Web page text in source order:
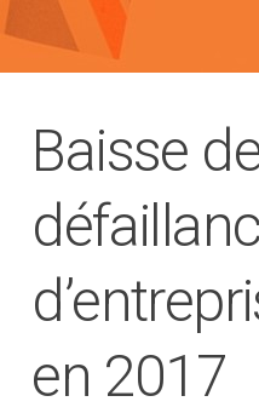
Baisse
en 2017